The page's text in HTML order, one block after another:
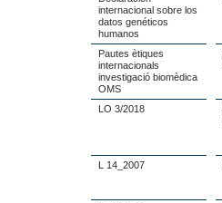
internacional sobre los
datos genéticos
humanos
Pautes ètiques
internacionals
investigació biomèdica
OMS
LO 3/2018
L 14_2007